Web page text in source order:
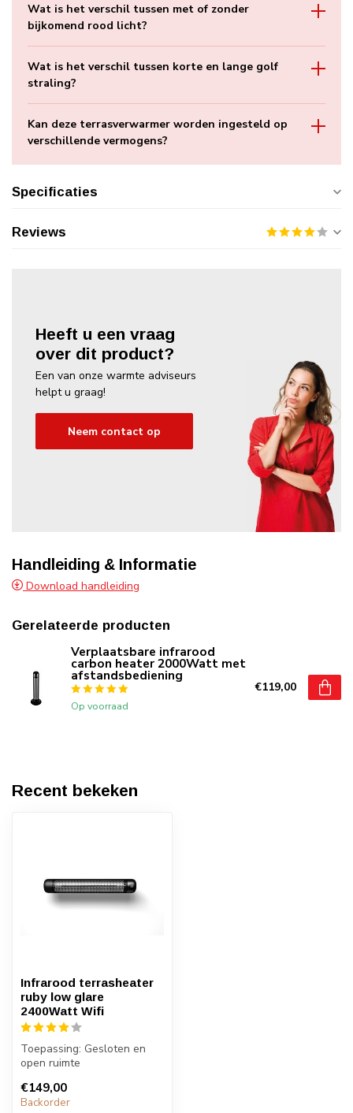
Wat is het verschil tussen met of zonder
bijkomend rood licht?
Wat is het verschil tussen korte en lange golf
straling?
Kan deze terrasverwarmer worden ingesteld op
verschillende vermogens?
Specificaties
Reviews
Heeft u een vraag
over dit product?
Een van onze warmte adviseurs
helpt u graag!
Neem contact op
Handleiding & Informatie
Download handleiding
Gerelateerde producten
Verplaatsbare infrarood
carbon heater 2000Watt met
afstandsbediening
Op voorraad
€119,00
Recent bekeken
Infrarood terrasheater
ruby low glare
2400Watt Wifi
Toepassing: Gesloten en
open ruimte
Bereik 100Watt p/m2 ge...
€149,00
Backorder